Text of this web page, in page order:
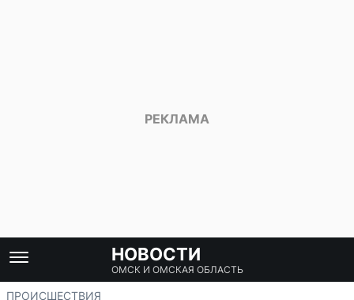
НОВОСТИ
ОМСК И ОМСКАЯ ОБЛАСТЬ
ПРОИСШЕСТВИЯ